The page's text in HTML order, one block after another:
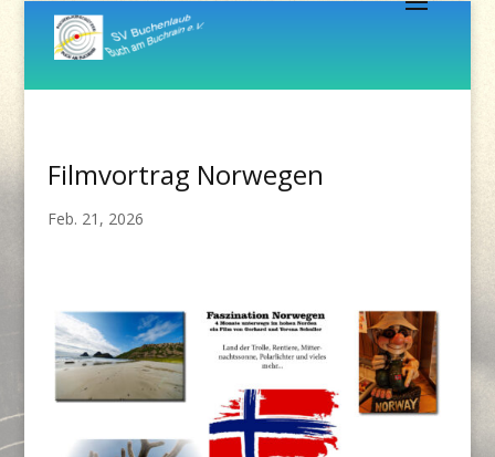
Filmvortrag Norwegen
Feb. 21, 2026